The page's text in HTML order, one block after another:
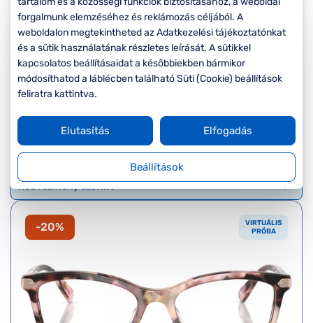
minden
szemüvegekre
Seen Belépőár
ajánlat
-20%
VIRTUÁLIS
PRÓBA
forgalmunk elemzéséhez és reklámozás céljából. A
weboldalon megtekintheted az Adatkezelési tájékoztatónkat
és a sütik használatának részletes leírását. A sütikkel
kapcsolatos beállításaidat a későbbiekben bármikor
módosíthatod a láblécben található Süti (Cookie) beállítások
feliratra kattintva.
Beállítások
Elutasítás Elfogadás